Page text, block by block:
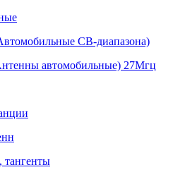
СВ-диапазона)
автомобильные) 27Мгц
тангенты